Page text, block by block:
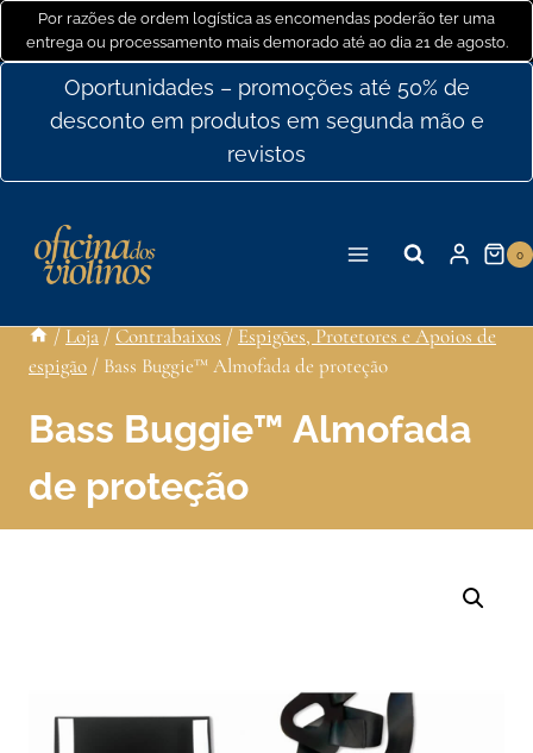
para
conteúdo
Por razões de ordem logística as encomendas poderão ter uma
entrega ou processamento mais demorado até ao dia 21 de agosto.
Oportunidades – promoções até 50% de
desconto em produtos em segunda mão e
revistos
0
/ Loja / Contrabaixos / Espigões, Protetores e Apoios de
espigão / Bass Buggie™ Almofada de proteção
Bass Buggie™ Almofada
de proteção